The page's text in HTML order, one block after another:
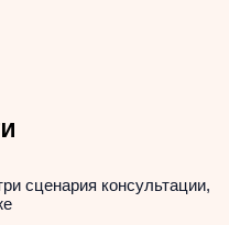
сценария консультации,